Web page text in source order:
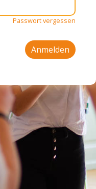
Passwort vergessen